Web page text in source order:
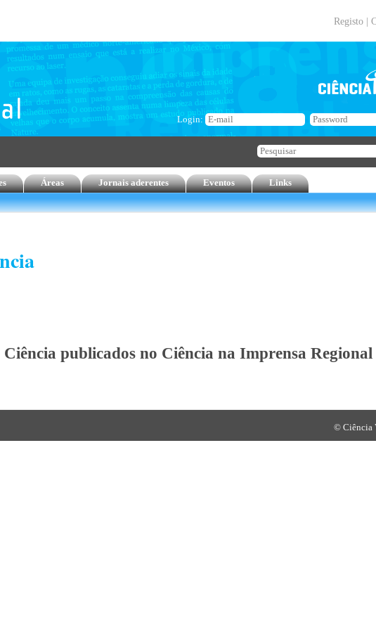
Registo
Login:
Áreas Jornais aderentes Eventos Links
publicados no Ciência na Imprensa Regional
© Ciência